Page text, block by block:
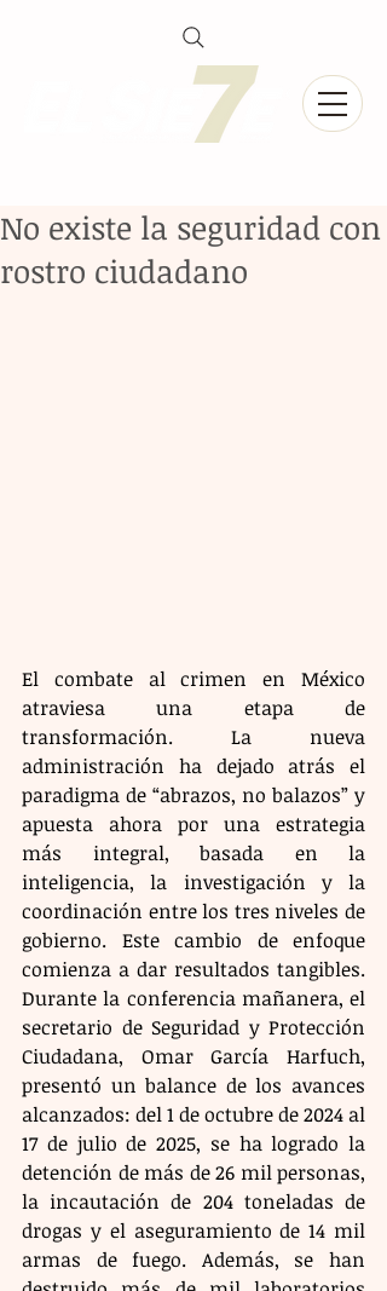
No existe la seguridad con
rostro ciudadano
El combate al crimen en México
atraviesa una etapa de
transformación. La nueva
administración ha dejado atrás el
paradigma de “abrazos, no balazos” y
apuesta ahora por una estrategia
más integral, basada en la
inteligencia, la investigación y la
coordinación entre los tres niveles de
gobierno. Este cambio de enfoque
comienza a dar resultados tangibles.
Durante la conferencia mañanera, el
secretario de Seguridad y Protección
Ciudadana, Omar García Harfuch,
presentó un balance de los avances
alcanzados: del 1 de octubre de 2024 al
17 de julio de 2025, se ha logrado la
detención de más de 26 mil personas,
la incautación de 204 toneladas de
drogas y el aseguramiento de 14 mil
armas de fuego. Además, se han